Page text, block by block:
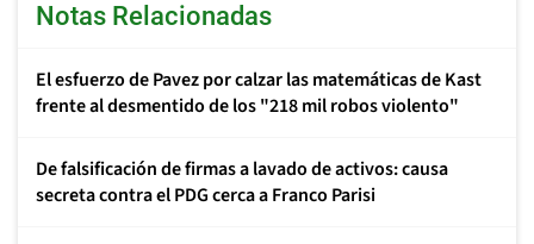
Notas Relacionadas
El esfuerzo de Pavez por calzar las matemáticas de Kast
frente al desmentido de los "218 mil robos violento"
De falsificación de firmas a lavado de activos: causa
secreta contra el PDG cerca a Franco Parisi